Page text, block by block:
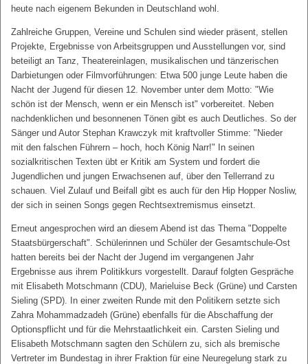
heute nach eigenem Bekunden in Deutschland wohl.
Zahlreiche Gruppen, Vereine und Schulen sind wieder präsent, stellen
Projekte, Ergebnisse von Arbeitsgruppen und Ausstellungen vor, sind
beteiligt an Tanz, Theatereinlagen, musikalischen und tänzerischen
Darbietungen oder Filmvorführungen: Etwa 500 junge Leute haben die
Nacht der Jugend für diesen 12. November unter dem Motto: "Wie
schön ist der Mensch, wenn er ein Mensch ist" vorbereitet. Neben
nachdenklichen und besonnenen Tönen gibt es auch Deutliches. So der
Sänger und Autor Stephan Krawczyk mit kraftvoller Stimme: "Nieder
mit den falschen Führern – hoch, hoch König Narr!" In seinen
sozialkritischen Texten übt er Kritik am System und fordert die
Jugendlichen und jungen Erwachsenen auf, über den Tellerrand zu
schauen. Viel Zulauf und Beifall gibt es auch für den Hip Hopper Nosliw,
der sich in seinen Songs gegen Rechtsextremismus einsetzt.
Erneut angesprochen wird an diesem Abend ist das Thema "Doppelte
Staatsbürgerschaft". Schülerinnen und Schüler der Gesamtschule-Ost
hatten bereits bei der Nacht der Jugend im vergangenen Jahr
Ergebnisse aus ihrem Politikkurs vorgestellt. Darauf folgten Gespräche
mit Elisabeth Motschmann (CDU), Marieluise Beck (Grüne) und Carsten
Sieling (SPD). In einer zweiten Runde mit den Politikern setzte sich
Zahra Mohammadzadeh (Grüne) ebenfalls für die Abschaffung der
Optionspflicht und für die Mehrstaatlichkeit ein. Carsten Sieling und
Elisabeth Motschmann sagten den Schülern zu, sich als bremische
Vertreter im Bundestag in ihrer Fraktion für eine Neuregelung stark zu